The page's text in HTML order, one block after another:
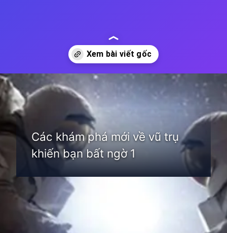
Đang mở
Các khám phá mới về vũ trụ
khiến bạn bất ngờ 1